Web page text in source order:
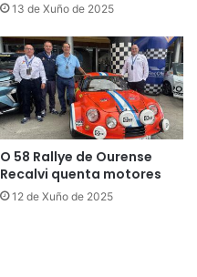
13 de Xuño de 2025
O 58 Rallye de Ourense
Recalvi quenta motores
12 de Xuño de 2025